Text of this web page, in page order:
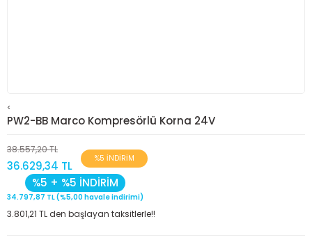
<
PW2-BB Marco Kompresörlü Korna 24V
38.557,20 TL
36.629,34 TL
%5 İNDİRİM
%5 + %5 İNDİRİM
34.797,87 TL (%5,00 havale indirimi)
3.801,21 TL den başlayan taksitlerle!!